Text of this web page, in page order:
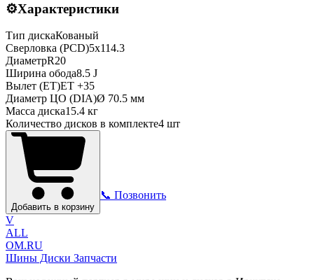
⚙️Характеристики
Тип дискаКованый
Сверловка (PCD)5x114.3
ДиаметрR20
Ширина обода8.5 J
Вылет (ET)ET +35
Диаметр ЦО (DIA)Ø 70.5 мм
Масса диска15.4 кг
Количество дисков в комплекте4 шт
Добавить в корзину
📞 Позвонить
V
ALL
OM.RU
Шины Диски Запчасти